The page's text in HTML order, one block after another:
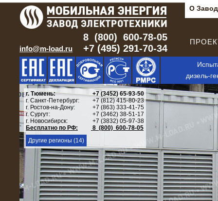
О
info@m-load.ru
8 (800) 600-78-05
+7 (495) 291-70-34
дизель-
г. Тюмень:
+7 (3452) 65-93-50
г. Санкт-Петербург:
+7 (812) 415-80-23
г. Ростов-на-Дону:
+7 (863) 333-41-75
г. Сургут:
+7 (3462) 38-51-17
г. Новосибирск:
+7 (3832) 05-97-38
Бесплатно по РФ:
8 (800) 600-78-05
Другие регионы (14)